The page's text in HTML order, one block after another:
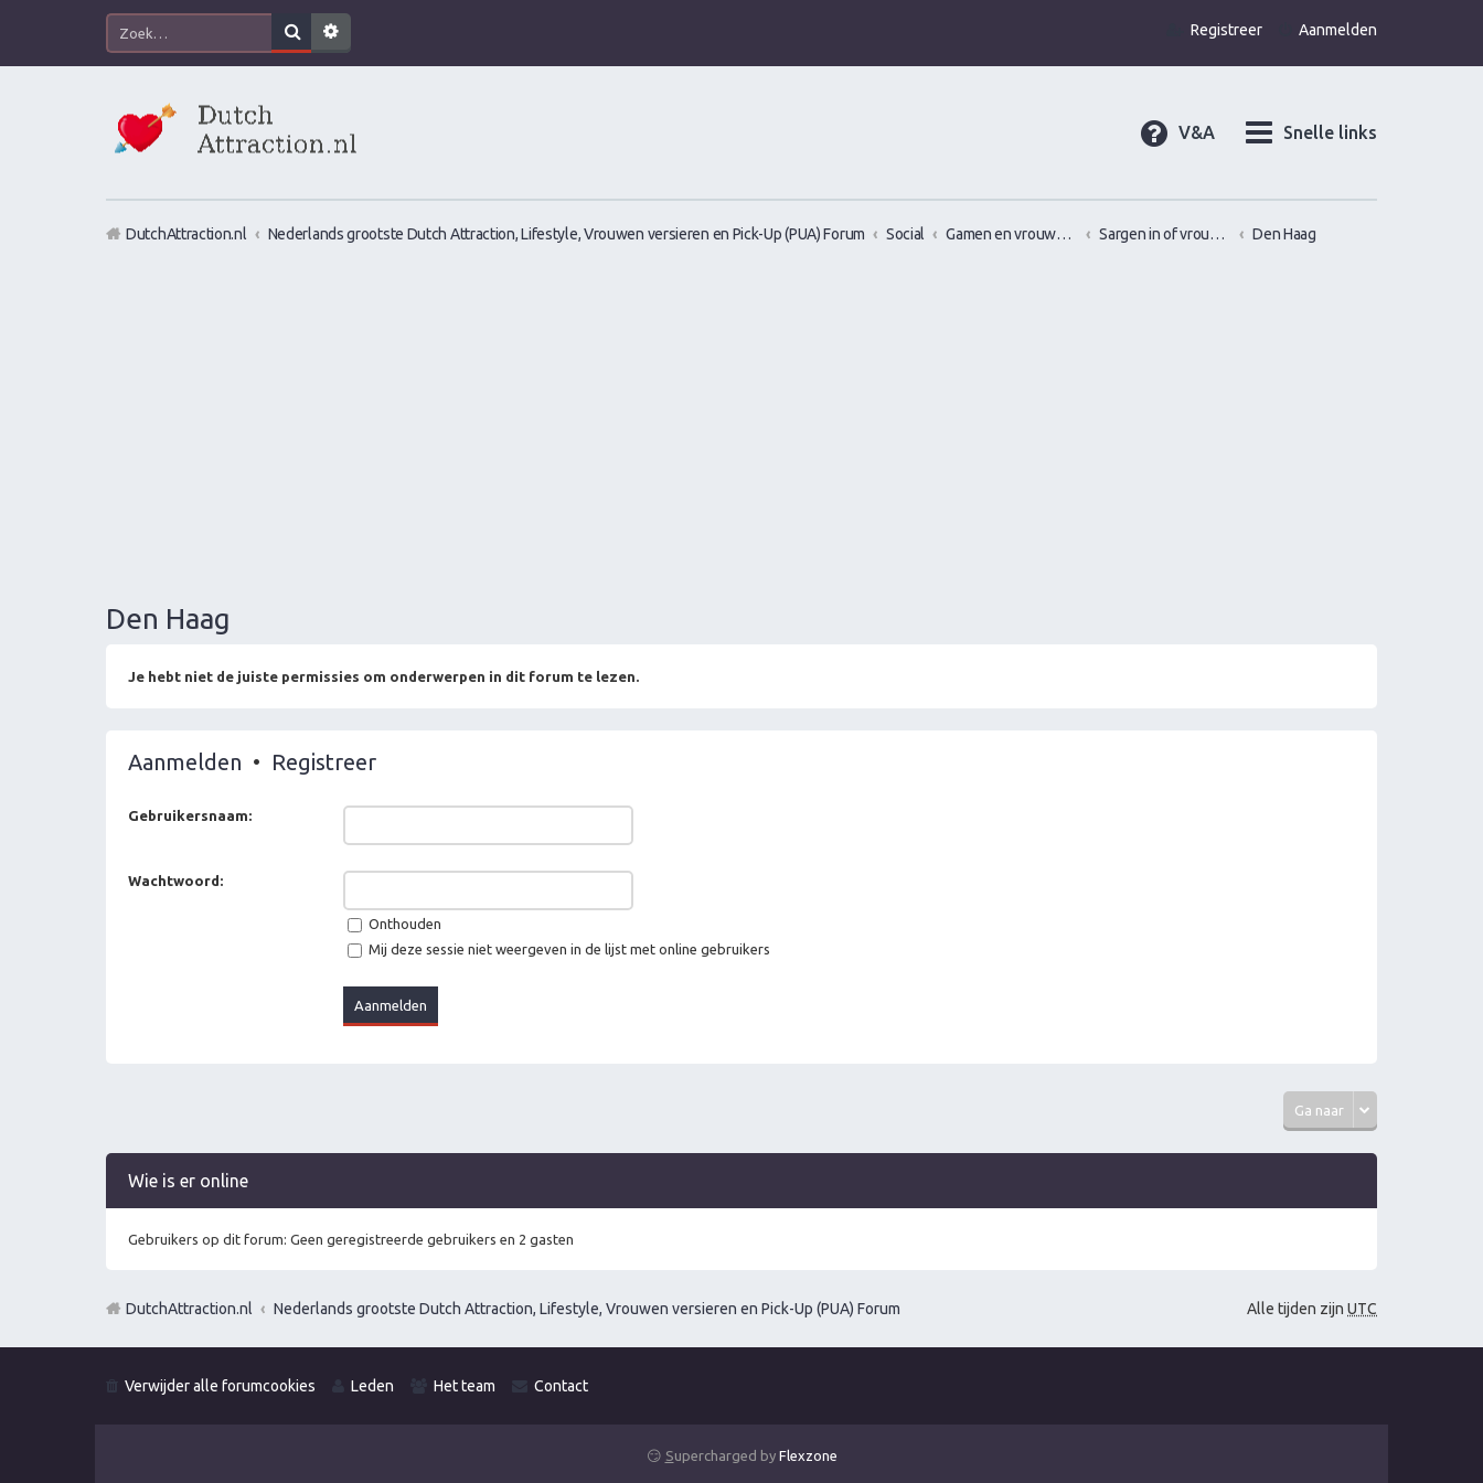
Aanmelden
Registreer
Snelle links
V&A
DutchAttraction.nl Nederlands grootste Dutch Attraction, Lifestyle, Vrouwen versieren en Pick-Up (PUA) Forum Social Gamen en vrouwen versieren in de praktijk (Infield) Sargen in of vrouwen versieren op locatie in? Den Haag
Den Haag
Je hebt niet de juiste permissies om onderwerpen in dit forum te lezen.
Aanmelden • Registreer
Gebruikersnaam:
Wachtwoord:
Onthouden
Mij deze sessie niet weergeven in de lijst met online gebruikers
Ga naar
Wie is er online
Gebruikers op dit forum: Geen geregistreerde gebruikers en 2 gasten
Alle tijden zijn UTC
DutchAttraction.nl Nederlands grootste Dutch Attraction, Lifestyle, Vrouwen versieren en Pick-Up (PUA) Forum
Verwijder alle forumcookies Leden Het team Contact
😏 Supercharged by Flexzone